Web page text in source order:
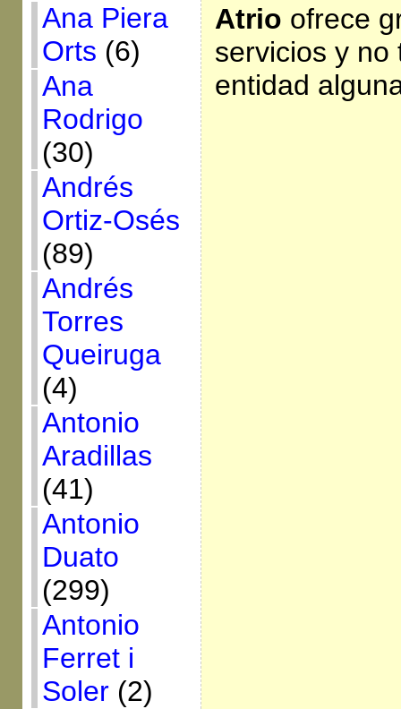
Ana Piera
Orts (6)
Ana
Rodrigo
(30)
Andrés
Ortiz-Osés
(89)
Andrés
Torres
Queiruga
(4)
Antonio
Aradillas
(41)
Antonio
Duato
(299)
Antonio
Ferret i
Soler(2)
Atrio ofrece
servicios y no
entidad